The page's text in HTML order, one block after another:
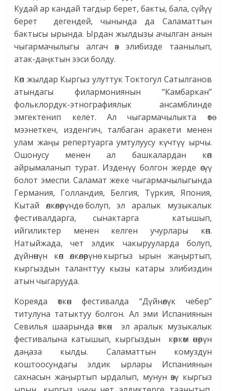
Кудай ар кандай тагдыр берет, бакты, бала, сүйүү
берет дегендей, чынында да Саламаттын
бактысы ырында. Ырдан жылдызы ачылган анын
чыгармачылыгы алгач өз элибизде таанылып,
атак-даңктын ээси болду.
Көп жылдар Кыргыз улуттук Токтогул Сатылганов
атындагы филармониянын “Камбаркан”
фольклордук-этнографиялык ансамблинде
эмгектенип келет. Ал чыгармачылыкта өтө
мээнеткеч, изденгич, талбаган аракети менен
улам жаңы репертуарга умтулуусу күчтүү ырчы.
Ошонусу менен ал башкалардан көп
айрымаланып турат. Изденүү болгон жерде өсүү
болот эмеспи. Саламат жеке чыгармачылыгында
Германия, Голландия, Белгия, Түркия, Япония,
Кытай өлкөлөрүндө болуп, эл аралык музыкалык
фестивалдарга, сынактарга катышып,
ийгиликтер менен келген учурлары көп.
Натыйжада, чет элдик чакырууларда болуп,
дүйнөнүн көп өлкөлөрүнө кыргыз ырын жаңыртып,
кыргыздын таланттуу кызы катары элибиздин
атын чыгарууда.
Кореяда өткөн фестивалда “Дүйнөлүк чебер”
титулуна татыктуу болгон. Ал эми Испаниянын
Севилья шаарында өткөн эл аралык музыкалык
фестивалына катышып, кыргыздын көркөм өнөрүн
даңаза кылды. Саламаттын комуздун
коштоосундагы элдик ырлары Испаниянын
сахнасын жаңыртып ырдалып, мунун өзү кыргыз